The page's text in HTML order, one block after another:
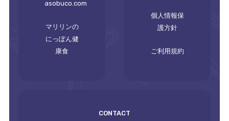
asobuco.com
マリリンの
にっぽん健
康食
個人情報保
護方針
ご利用規約
CONTACT